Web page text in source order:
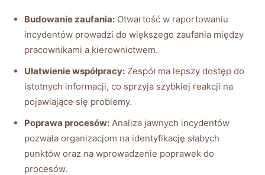
Budowanie zaufania: Otwartość w raportowaniu
incydentów prowadzi do większego zaufania między
pracownikami a kierownictwem.
Ułatwienie współpracy: Zespół ma lepszy dostęp do
istotnych ‍informacji, co sprzyja szybkiej reakcji ​na ​
pojawiające ⁣się problemy.
Poprawa procesów: Analiza jawnych ‍incydentów
pozwala organizacjom na identyfikację słabych
punktów oraz na‌ wprowadzenie⁣ poprawek do⁣
procesów.